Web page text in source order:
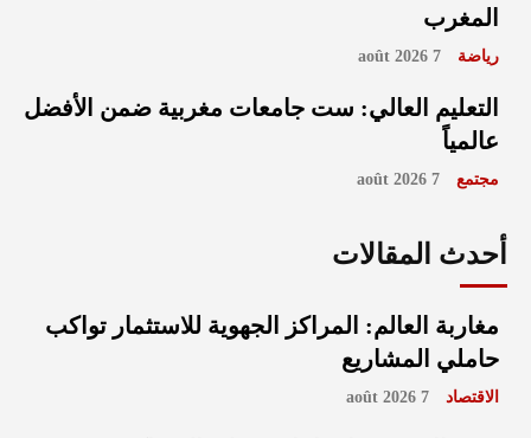
المغرب
رياضة 7 août 2026
التعليم العالي: ست جامعات مغربية ضمن الأفضل
عالمياً
مجتمع 7 août 2026
أحدث المقالات
مغاربة العالم: المراكز الجهوية للاستثمار تواكب
حاملي المشاريع
الاقتصاد 7 août 2026